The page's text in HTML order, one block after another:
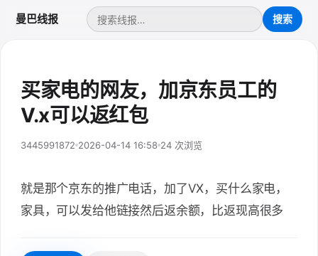
曼巴线报
买家电的网友，加京东员工的
V.x可以返红包
3445991872 2026-04-14 16:58 24 次浏览
就是那个京东的推广电话，加了VX，买什么家电，
家具，可以发给他链接然后返余额，比返现高很多